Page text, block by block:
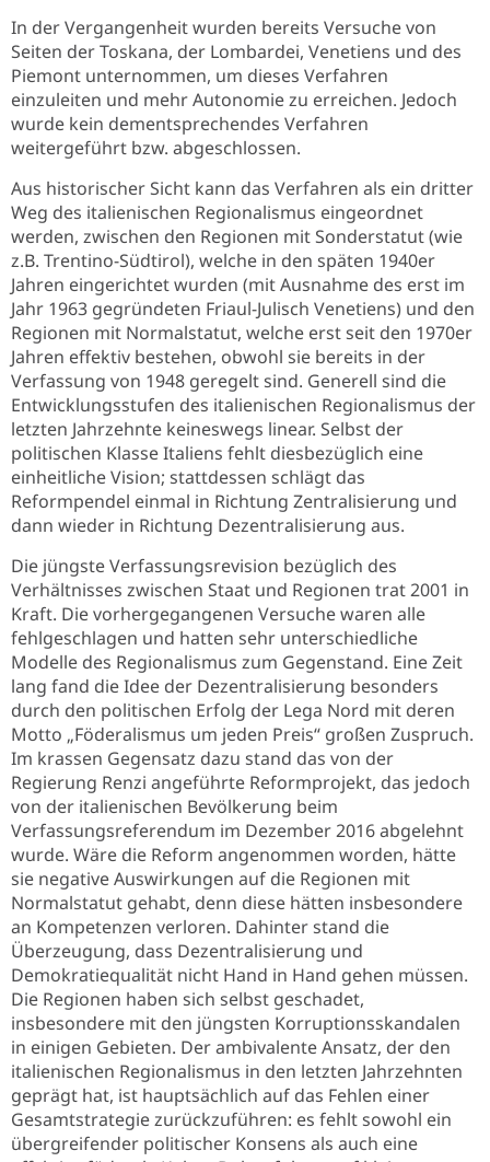
In der Vergangenheit wurden bereits Versuche von
Seiten der Toskana, der Lombardei, Venetiens und des
Piemont unternommen, um dieses Verfahren
einzuleiten und mehr Autonomie zu erreichen. Jedoch
wurde kein dementsprechendes Verfahren
weitergeführt bzw. abgeschlossen.
Aus historischer Sicht kann das Verfahren als ein dritter
Weg des italienischen Regionalismus eingeordnet
werden, zwischen den Regionen mit Sonderstatut (wie
z.B. Trentino-Südtirol), welche in den späten 1940er
Jahren eingerichtet wurden (mit Ausnahme des erst im
Jahr 1963 gegründeten Friaul-Julisch Venetiens) und den
Regionen mit Normalstatut, welche erst seit den 1970er
Jahren effektiv bestehen, obwohl sie bereits in der
Verfassung von 1948 geregelt sind. Generell sind die
Entwicklungsstufen des italienischen Regionalismus der
letzten Jahrzehnte keineswegs linear. Selbst der
politischen Klasse Italiens fehlt diesbezüglich eine
einheitliche Vision; stattdessen schlägt das
Reformpendel einmal in Richtung Zentralisierung und
dann wieder in Richtung Dezentralisierung aus.
Die jüngste Verfassungsrevision bezüglich des
Verhältnisses zwischen Staat und Regionen trat 2001 in
Kraft. Die vorhergegangenen Versuche waren alle
fehlgeschlagen und hatten sehr unterschiedliche
Modelle des Regionalismus zum Gegenstand. Eine Zeit
lang fand die Idee der Dezentralisierung besonders
durch den politischen Erfolg der Lega Nord mit deren
Motto „Föderalismus um jeden Preis“ großen Zuspruch.
Im krassen Gegensatz dazu stand das von der
Regierung Renzi angeführte Reformprojekt, das jedoch
von der italienischen Bevölkerung beim
Verfassungsreferendum im Dezember 2016 abgelehnt
wurde. Wäre die Reform angenommen worden, hätte
sie negative Auswirkungen auf die Regionen mit
Normalstatut gehabt, denn diese hätten insbesondere
an Kompetenzen verloren. Dahinter stand die
Überzeugung, dass Dezentralisierung und
Demokratiequalität nicht Hand in Hand gehen müssen.
Die Regionen haben sich selbst geschadet,
insbesondere mit den jüngsten Korruptionsskandalen
in einigen Gebieten. Der ambivalente Ansatz, der den
italienischen Regionalismus in den letzten Jahrzehnten
geprägt hat, ist hauptsächlich auf das Fehlen einer
Gesamtstrategie zurückzuführen: es fehlt sowohl ein
übergreifender politischer Konsens als auch eine